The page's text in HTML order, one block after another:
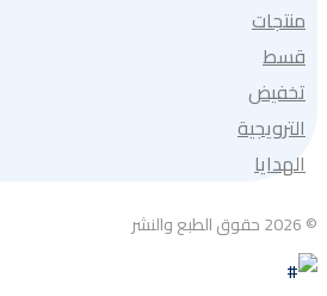
منتجات
قسط
تخفيض
الترويجية
الهدايا
© 2026 حقوق الطبع والنشر